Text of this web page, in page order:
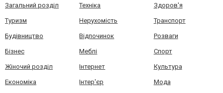
Загальний розділ Техніка Здоров'я
Туризм Нерухомість Транспорт
Будівництво Відпочинок Розваги
Бізнес Меблі Спорт
Жіночий розділ Інтернет Культура
Економіка Інтер'єр Мода